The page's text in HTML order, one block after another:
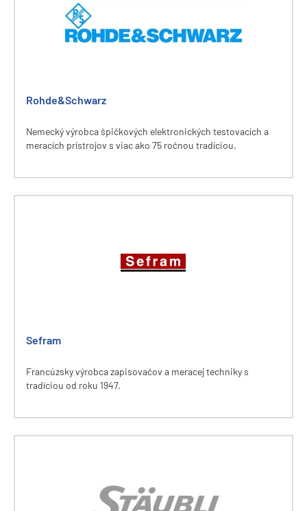
Rohde&Schwarz
Nemecký výrobca špičkových elektronických testovacích a
meracích prístrojov s viac ako 75 ročnou tradíciou.
Sefram
Francúzsky výrobca zapisovačov a meracej techniky s
tradíciou od roku 1947.